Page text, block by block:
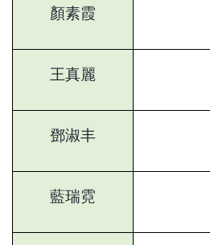
顏素霞
王真麗
鄧淑丰
藍瑞霓